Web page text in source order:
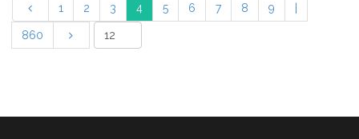
1 2 3 4 5 6 7 8 9
860